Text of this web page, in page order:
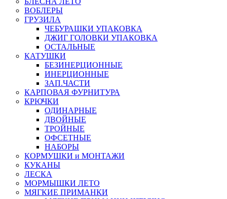
ВОБЛЕРЫ
ГРУЗИЛА
ЧЕБУРАШКИ УПАКОВКА
ДЖИГ ГОЛОВКИ УПАКОВКА
ОСТАЛЬНЫЕ
КАТУШКИ
БЕЗИНЕРЦИОННЫЕ
ИНЕРЦИОННЫЕ
ЗАП.ЧАСТИ
КАРПОВАЯ ФУРНИТУРА
КРЮЧКИ
ОДИНАРНЫЕ
ДВОЙНЫЕ
ТРОЙНЫЕ
ОФСЕТНЫЕ
НАБОРЫ
КОРМУШКИ и МОНТАЖИ
КУКАНЫ
ЛЕСКА
МОРМЫШКИ ЛЕТО
МЯГКИЕ ПРИМАНКИ